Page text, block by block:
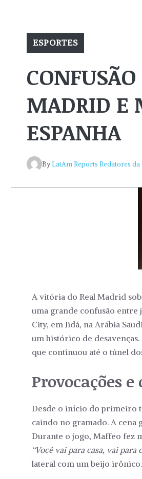
ESPORTES
MADRID E
ESPANHA
ByLatAm Reports Redatores da
A vitória do Real Madrid
uma grande confusão entre
City, em Jidá, na Arábia
um histórico de
que continuou até o túnel
Provocações
Desde o início do primeiro
caindo no gramado. A cena
Durante o jogo, Maffeo fez
“Você vai para casa, vai para
lateral com um beijo irônico.